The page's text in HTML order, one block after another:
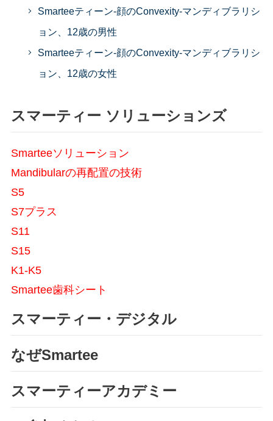
Smarteeティーン-顔のConvexity-マンディブラリシ
ョン、12歳の男性
Smarteeティーン-顔のConvexity-マンディブラリシ
ョン、12歳の女性
スマーティー ソリューションズ
Smarteeソリューション
Mandibularの再配置の技術
S5
S7プラス
S11
S15
K1-K5
Smartee歯科シート
スマーティー・デジタル
なぜSmartee
スマーティーアカデミー